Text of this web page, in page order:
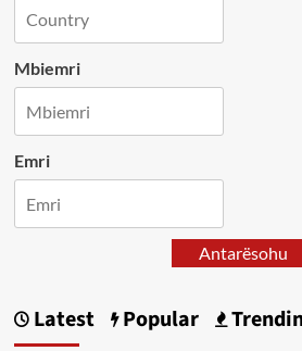
Mbiemri
Emri
Antarësohu
Latest Popular